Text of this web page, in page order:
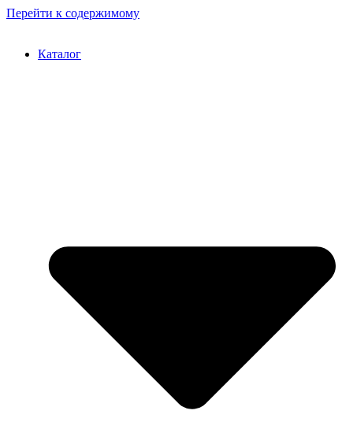
Перейти к содержимому
Каталог